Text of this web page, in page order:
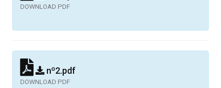
DOWNLOAD PDF
nº2.pdf
DOWNLOAD PDF